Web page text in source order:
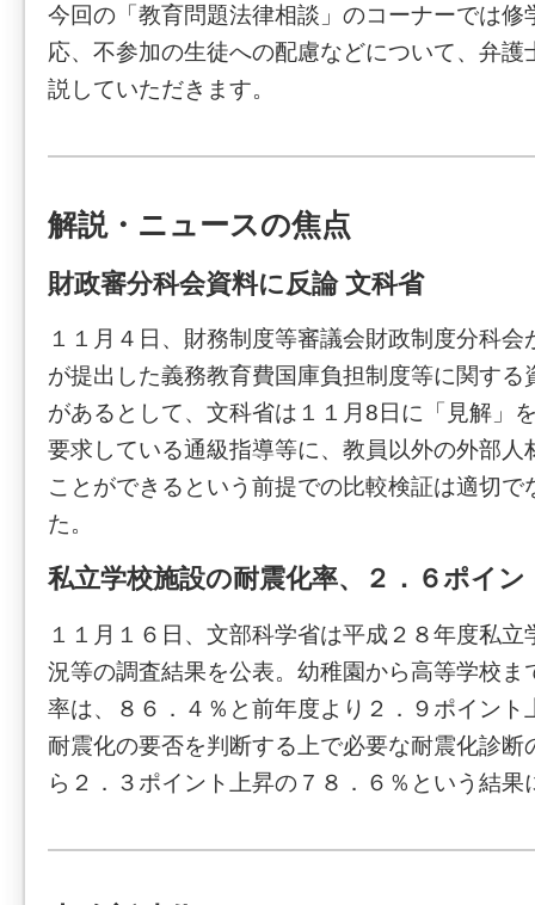
今回の「教育問題法律相談」のコーナーでは修
応、不参加の生徒への配慮などについて、弁護
説していただきます。
解説・ニュースの焦点
財政審分科会資料に反論 文科省
１１月４日、財務制度等審議会財政制度分科
が提出した義務教育費国庫負担制度等に関する
があるとして、文科省は１１月8日に「見解」
要求している通級指導等に、教員以外の外部人
ことができるという前提での比較検証は適切で
た。
私立学校施設の耐震化率、２．６ポイン
１１月１６日、文部科学省は平成２８年度私
況等の調査結果を公表。幼稚園から高等学校ま
率は、８６．４％と前年度より２．９ポイント
耐震化の要否を判断する上で必要な耐震化診断
ら２．３ポイント上昇の７８．６％という結果